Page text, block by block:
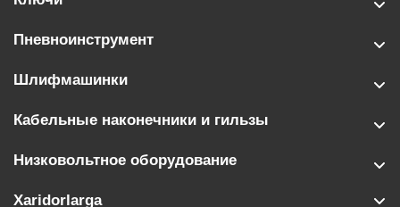
Пневноинструмент
Шлифмашинки
Кабельные наконечники и гильзы
Низковольтное оборудование
Xaridorlarga